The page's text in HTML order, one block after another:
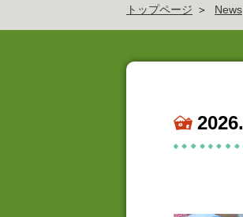
トップページ News